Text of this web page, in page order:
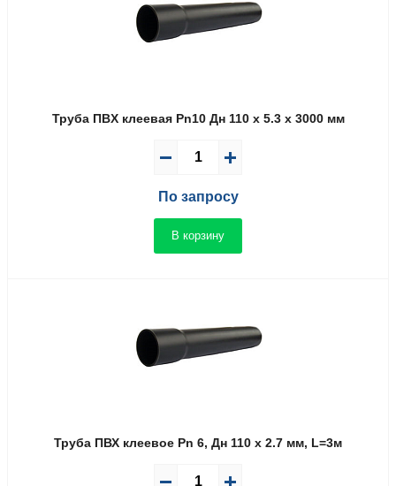
Труба ПВX клеевая Pn10 Дн 110 x 5.3 x 3000 мм
По запросу
В корзину
Труба ПВХ клеевое Pn 6, Дн 110 х 2.7 мм, L=3м